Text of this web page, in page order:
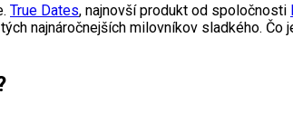
True Dates, najnovší produkt od spoločnosti
najnáročnejších milovníkov sladkého.